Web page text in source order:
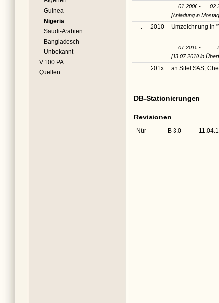
Guinea
Nigeria
Saudi-Arabien
Bangladesch
Unbekannt
V 100 PA
Quellen
__.01.2006 -
[Anladung in
__.__.2010
-
Umzeichnung in
__.07.2010 -
[13.07.2010 in
__.__.201x
-
an Sifel SAS,
DB-Stationierungen
Revisionen
Nür B 3.0